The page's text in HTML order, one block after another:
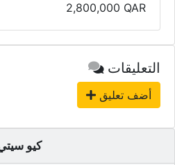
2,800,000 QAR
التعليقات
أضف تعليق
كيو